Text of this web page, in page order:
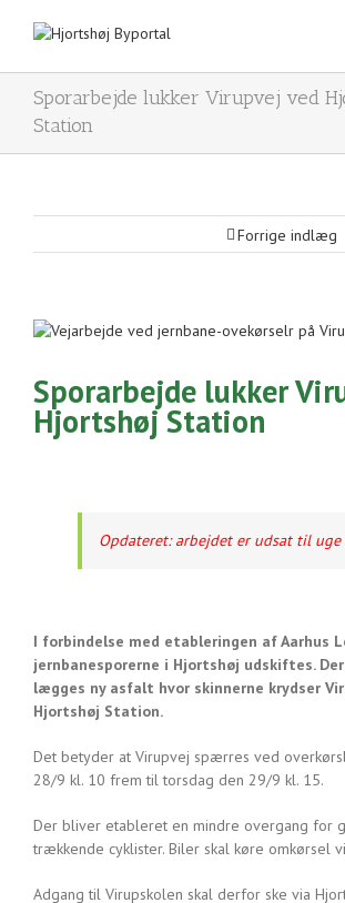
Sporarbejde lukker Virupvej ved
Station
Forrige indlæg
View
Image
Sporarbejde lukker
Hjortshøj Station
Opdateret: arbejdet er udsat til uge
I forbindelse med etableringen af Aarhus
jernbanesporerne i Hjortshøj udskiftes.
lægges ny asfalt hvor skinnerne krydser
Hjortshøj Station.
Det betyder at Virupvej spærres ved
28/9 kl. 10 frem til torsdag den 29/9 kl. 15.
Der bliver etableret en mindre overgang for
trækkende cyklister. Biler skal køre omkørsel
Adgang til Virupskolen skal derfor ske via